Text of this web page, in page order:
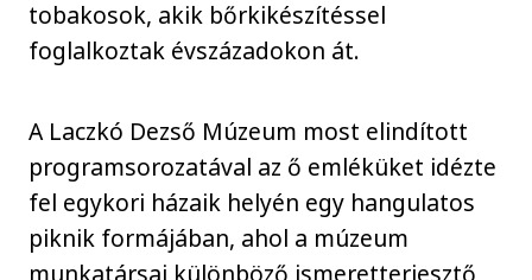
tobakosok, akik bőrkikészítéssel
foglalkoztak évszázadokon át.
A Laczkó Dezső Múzeum most elindított
programsorozatával az ő emléküket idézte
fel egykori házaik helyén egy hangulatos
piknik formájában, ahol a múzeum